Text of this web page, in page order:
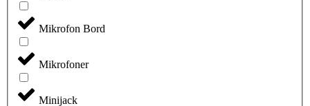
Mikrofon Bord
Mikrofoner
Minijack